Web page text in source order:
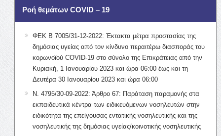
Ροή θεμάτων COVID – 19
ΦΕΚ Β 7005/31-12-2022: Έκτακτα μέτρα προστασίας της
δημόσιας υγείας από τον κίνδυνο περαιτέρω διασποράς του
κορωνοϊού COVID-19 στο σύνολο της Επικράτειας από την
Κυριακή, 1 Ιανουαρίου 2023 και ώρα 06:00 έως και τη
Δευτέρα 30 Ιανουαρίου 2023 και ώρα 06:00
Ν. 4795/30-09-2022: Άρθρο 67: Παράταση παραμονής στα
εκπαιδευτικά κέντρα των ειδικευόμενων νοσηλευτών στην
ειδικότητα της επείγουσας εντατικής νοσηλευτικής και της
νοσηλευτικής της δημόσιας υγείας/κοινοτικής νοσηλευτικής